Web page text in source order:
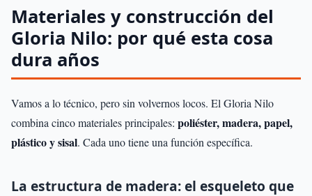
Materiales y construcción del
Gloria Nilo: por qué esta cosa
dura años
Vamos a lo técnico, pero sin volvernos locos. El Gloria Nilo
combina cinco materiales principales: poliéster, madera, papel,
plástico y sisal. Cada uno tiene una función específica.
La estructura de madera: el esqueleto que